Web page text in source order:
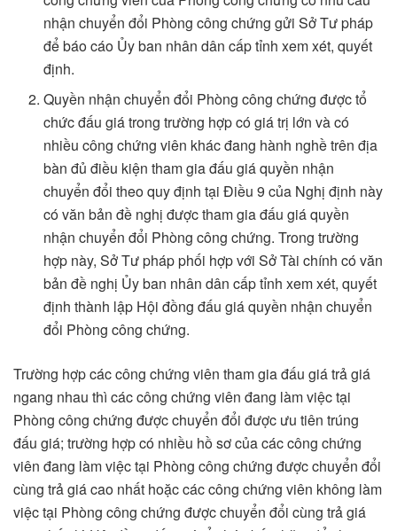
nhận chuyển đổi Phòng công chứng gửi Sở Tư pháp
để báo cáo Ủy ban nhân dân cấp tỉnh xem xét, quyết
định.
Quyền nhận chuyển đổi Phòng công chứng được tổ
chức đấu giá trong trường hợp có giá trị lớn và có
nhiều công chứng viên khác đang hành nghề trên địa
bàn đủ điều kiện tham gia đấu giá quyền nhận
chuyển đổi theo quy định tại Điều 9 của Nghị định này
có văn bản đề nghị được tham gia đấu giá quyền
nhận chuyển đổi Phòng công chứng. Trong trường
hợp này, Sở Tư pháp phối hợp với Sở Tài chính có văn
bản đề nghị Ủy ban nhân dân cấp tỉnh xem xét, quyết
định thành lập Hội đồng đấu giá quyền nhận chuyển
đổi Phòng công chứng.
Trường hợp các công chứng viên tham gia đấu giá trả giá
ngang nhau thì các công chứng viên đang làm việc tại
Phòng công chứng được chuyển đổi được ưu tiên trúng
đấu giá; trường hợp có nhiều hồ sơ của các công chứng
viên đang làm việc tại Phòng công chứng được chuyển đổi
cùng trả giá cao nhất hoặc các công chứng viên không làm
việc tại Phòng công chứng được chuyển đổi cùng trả giá